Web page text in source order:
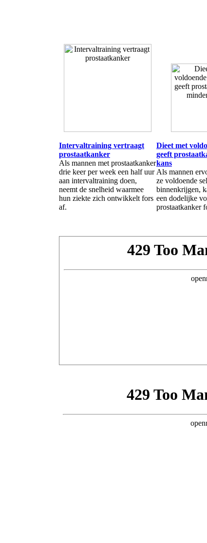
Intervaltraining vertraagt
prostaatkanker
Als mannen met prostaatkanker
drie keer per week een half uur
aan intervaltraining doen,
neemt de snelheid waarmee
hun ziekte zich ontwikkelt fors
af.
Dieet met
geeft
kans
Als mannen
ze voldoende
binnenkrijgen,
een dodelijke
prostaatkanker